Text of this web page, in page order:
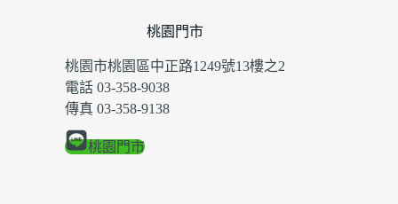
桃園門市
桃園市桃園區中正路1249號13樓之2
電話 03-358-9038
傳真 03-358-9138
桃園門市